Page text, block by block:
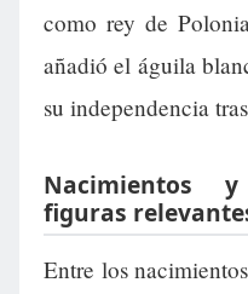
como rey de
añadió el águila
su independencia
Nacimientos
figuras
Entre los